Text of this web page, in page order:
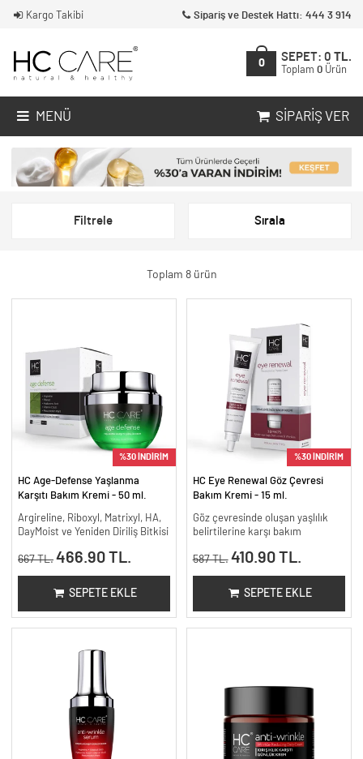
Kargo Takibi Sipariş ve Destek Hattı: 444 3 914
0
SEPET: 0 TL.
Toplam 0 Ürün
MENÜ SIPARIŞ VER
Filtrele Sırala
Toplam 8 ürün
%30 İNDİRİM
HC Age-Defense Yaşlanma
Karşıtı Bakım Kremi - 50 ml.
Argireline, Riboxyl, Matrixyl, HA,
DayMoist ve Yeniden Diriliş Bitkisi
667 TL. 466.90 TL.
SEPETE EKLE
%30 İNDİRİM
HC Eye Renewal Göz Çevresi
Bakım Kremi - 15 ml.
Göz çevresinde oluşan yaşlılık
belirtilerine karşı bakım
587 TL. 410.90 TL.
SEPETE EKLE